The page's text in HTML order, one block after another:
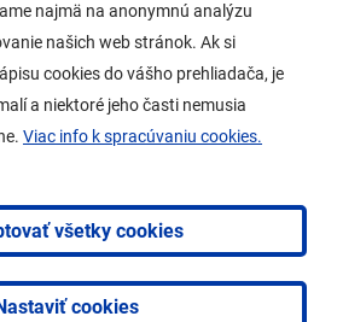
najmä na anonymnú analýzu
našich web stránok. Ak si
cookies do vášho prehliadača, je
a niektoré jeho časti nemusia
Viac info k spracúvaniu cookies.
všetky cookies
cookies